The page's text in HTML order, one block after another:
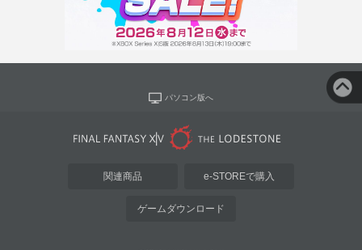
パソコン版へ
関連商品 e-STOREで購入
ゲームダウンロード